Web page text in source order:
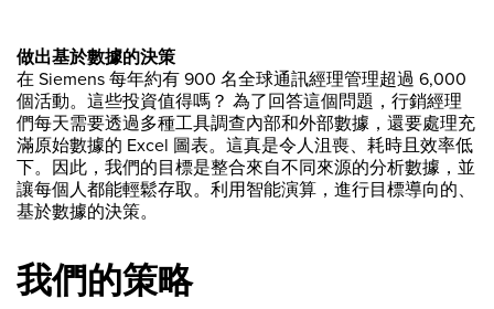
做出基於數據的決策
在 Siemens 每年約有 900 名全球通訊經理管理超過 6,000
個活動。這些投資值得嗎？ 為了回答這個問題，行銷經理
們每天需要透過多種工具調查內部和外部數據，還要處理充
滿原始數據的 Excel 圖表。這真是令人沮喪、耗時且效率低
下。因此，我們的目標是整合來自不同來源的分析數據，並
讓每個人都能輕鬆存取。利用智能演算，進行目標導向的、
基於數據的決策。
我們的策略